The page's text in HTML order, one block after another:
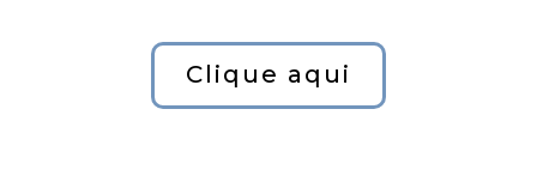
Clique aqui